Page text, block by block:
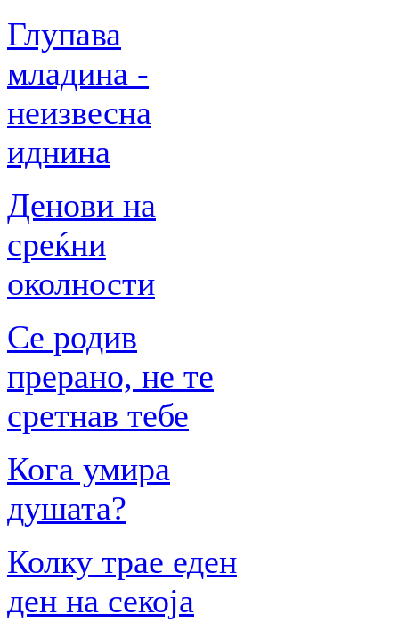
Глупава
младина -
неизвесна
иднина
Денови на
среќни
околности
Се родив
прерано, не те
сретнав тебе
Кога умира
душата?
Колку трае еден
ден на секоја